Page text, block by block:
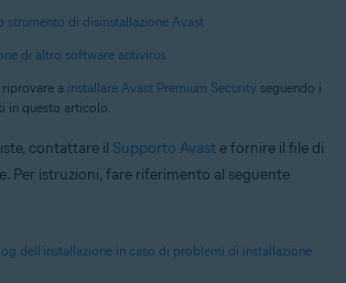
strumento di disinstallazione Avast
di altro software antivirus
a installare Avast Premium Security seguendo i
in questo articolo.
contattare il Supporto Avast e fornire il file di
Per istruzioni, fare riferimento al seguente
dell'installazione in caso di problemi di installazione